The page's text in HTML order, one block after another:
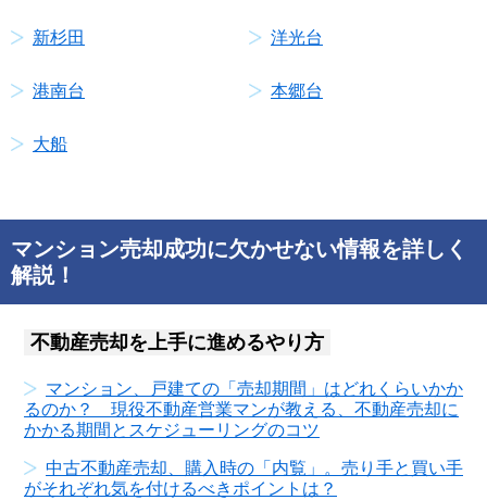
新杉田 洋光台
港南台 本郷台
大船
マンション売却成功に欠かせない情報を詳しく
解説！
不動産売却を上手に進めるやり方
マンション、戸建ての「売却期間」はどれくらいかか
るのか？ 現役不動産営業マンが教える、不動産売却に
かかる期間とスケジューリングのコツ
中古不動産売却、購入時の「内覧」。売り手と買い手
がそれぞれ気を付けるべきポイントは？